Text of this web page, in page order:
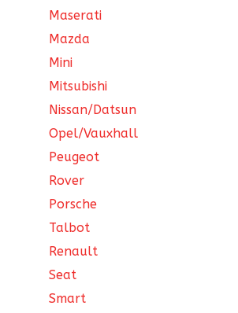
Maserati
Mazda
Mini
Mitsubishi
Nissan/Datsun
Opel/Vauxhall
Peugeot
Rover
Porsche
Talbot
Renault
Seat
Smart